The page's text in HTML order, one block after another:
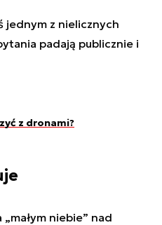
jednym z nielicznych
padają publicznie i
z dronami?
niebie” nad